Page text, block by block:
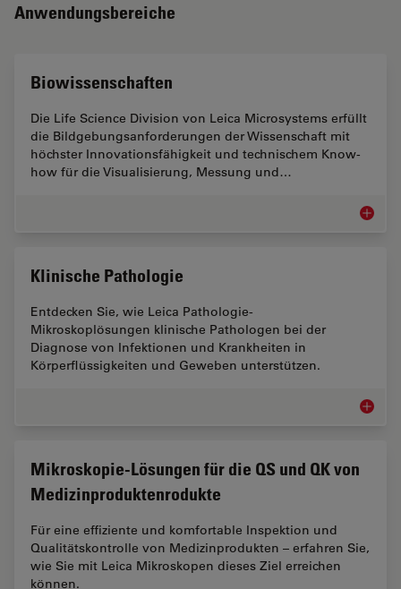
Anwendungsbereiche
Biowissenschaften
Die Life Science Division von Leica Microsystems erfüllt
die Bildgebungsanforderungen der Wissenschaft mit
höchster Innovationsfähigkeit und technischem Know-
how für die Visualisierung, Messung und…
Klinische Pathologie
Entdecken Sie, wie Leica Pathologie-
Mikroskoplösungen klinische Pathologen bei der
Diagnose von Infektionen und Krankheiten in
Körperflüssigkeiten und Geweben unterstützen.
Mikroskopie-Lösungen für die QS und QK von
Medizinproduktenrodukte
Für eine effiziente und komfortable Inspektion und
Qualitätskontrolle von Medizinprodukten – erfahren Sie,
wie Sie mit Leica Mikroskopen dieses Ziel erreichen
können.